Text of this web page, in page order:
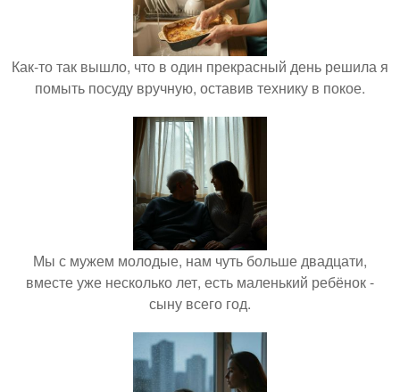
Как-то так вышло, что в один прекрасный день решила я
помыть посуду вручную, оставив технику в покое.
Мы с мужем молодые, нам чуть больше двадцати,
вместе уже несколько лет, есть маленький ребёнок -
сыну всего год.